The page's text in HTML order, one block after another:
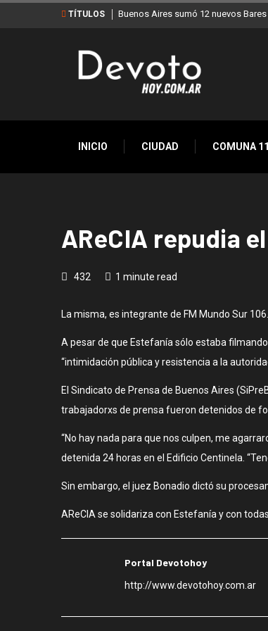
TÍTULOS Buenos Aires sumó 12 nuevos
INICIO CIUDAD COMUNA 11
AReCIA repudia
432 1 minute read
La misma, es integrante de FM Mundo Sur
A pesar de que Estefanía sólo estaba
“intimidación pública y resistencia a la
El Sindicato de Prensa de Buenos Aires
trabajadorxs de prensa fueron detenidos de
“No hay nada para que nos culpen, me
detenida 24 horas en el Edificio Centinela.
Sin embargo, el juez Bonadio dictó su
AReCIA se solidariza con Estefanía y con
Portal Devotohoy
http://www.devotohoy.com.ar